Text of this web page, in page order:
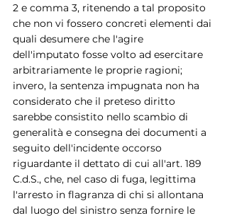
2 e comma 3, ritenendo a tal proposito
che non vi fossero concreti elementi dai
quali desumere che l'agire
dell'imputato fosse volto ad esercitare
arbitrariamente le proprie ragioni;
invero, la sentenza impugnata non ha
considerato che il preteso diritto
sarebbe consistito nello scambio di
generalità e consegna dei documenti a
seguito dell'incidente occorso
riguardante il dettato di cui all'art. 189
C.d.S., che, nel caso di fuga, legittima
l'arresto in flagranza di chi si allontana
dal luogo del sinistro senza fornire le